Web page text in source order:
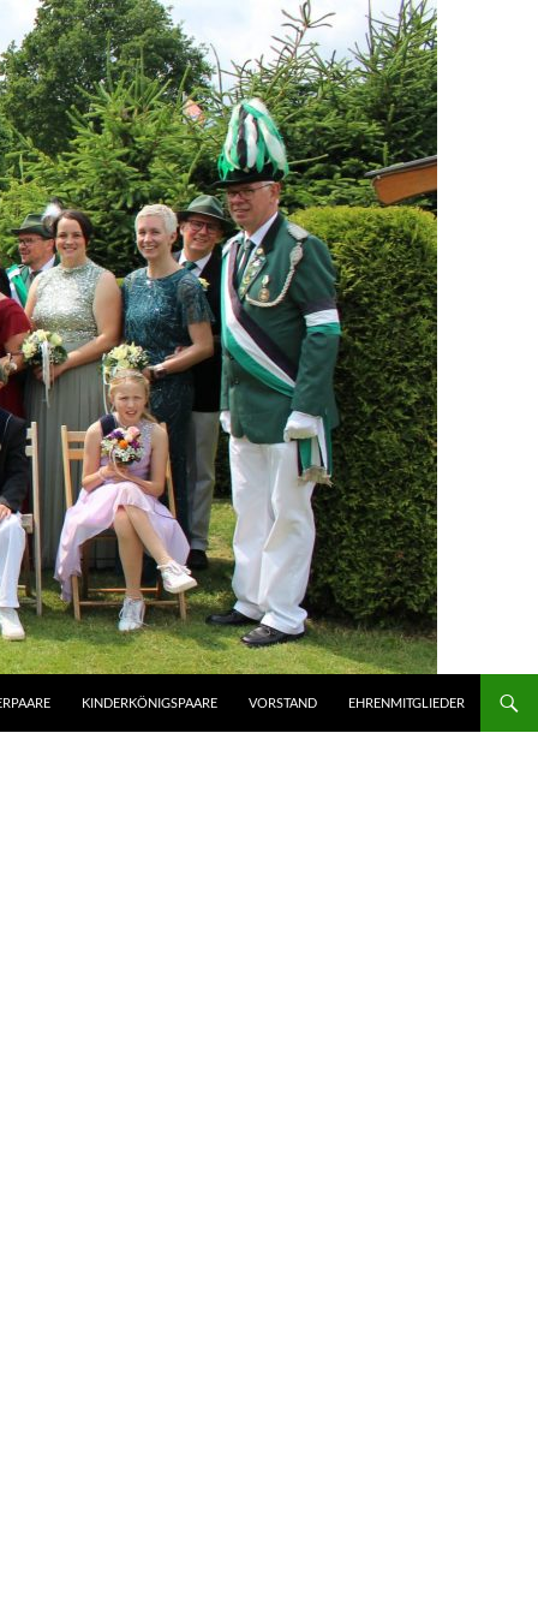
KINDERKÖNIGSPAARE VORSTAND EHRENMITGLIEDER